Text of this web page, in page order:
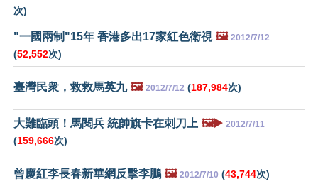
次)
"一國兩制"15年 香港多出17家紅色衛視 🖼️ 2012/7/12
(52,552次)
臺灣民衆，救救馬英九 🖼️ 2012/7/12 (187,984次)
大難臨頭！馬閱兵 統帥旗卡在刺刀上 🖼️▶️ 2012/7/11
(159,666次)
曾慶紅李長春新華網反擊李鵬 🖼️ 2012/7/10 (43,744次)